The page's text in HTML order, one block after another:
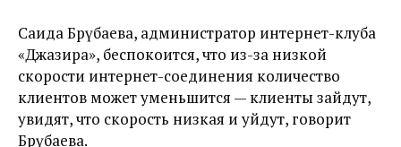
Саида Бөрүбаева, администратор интернет-клуба
«Джазира», беспокоится, что из-за низкой
скорости интернет-соединения количество
клиентов может уменьшится — клиенты зайдут,
увидят, что скорость низкая и уйдут, говорит
Бөрүбаева.